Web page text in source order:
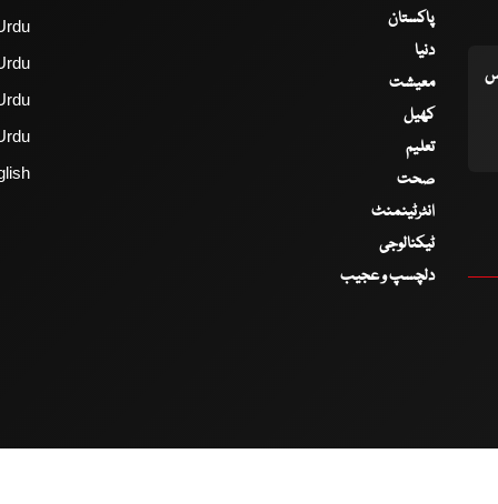
پاکستان
دنیا
معیشت
کھیل
تعلیم
صحت
انٹرٹینمنٹ
ٹیکنالوجی
دلچسپ و عجیب